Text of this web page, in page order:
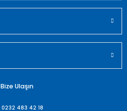
Bize Ulaşın
0232 483 42 18